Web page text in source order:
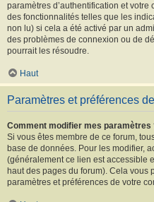
paramètres d’authentification et
des fonctionnalités telles que les
non lu) si cela a été activé par un
des problèmes de connexion ou de
pourrait les résoudre.
Haut
Paramètres et préférences
Comment modifier mes paramètres
Si vous êtes membre de ce forum,
base de données. Pour les modifier,
(généralement ce lien est accessible
haut des pages du forum). Cela vous
paramètres et préférences de votre